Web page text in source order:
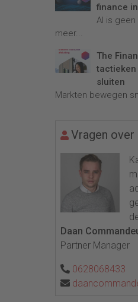
finance
AI is
meer...
The
sluiten
Markten bewegen
Vragen over
Daan
Partner Manager
0628068433